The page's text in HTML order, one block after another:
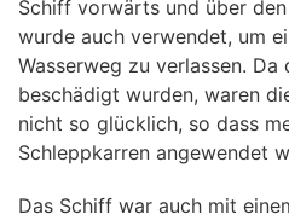
Schiff vorwärts und über
wurde auch verwendet, um
Wasserweg zu verlassen.
beschädigt wurden, waren
nicht so glücklich, so dass
Schleppkarren angewendet
Das Schiff war auch mit